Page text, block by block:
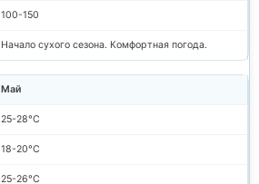
100-150
Начало сухого сезона. Комфортная погода.
Май
25-28°C
18-20°C
25-26°C